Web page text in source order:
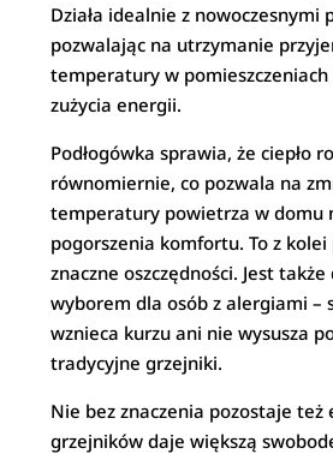
Działa idealnie z nowoczesnymi
pozwalając na utrzymanie
temperatury w
zużycia energii.
Podłogówka sprawia, że ciepło
równomiernie, co pozwala na
temperatury powietrza w domu
pogorszenia komfortu. To z kolei
znaczne oszczędności. Jest także
wyborem dla osób z alergiami –
wznieca kurzu ani nie wysusza
tradycyjne grzejniki.
Nie bez znaczenia pozostaje też
grzejników daje większą